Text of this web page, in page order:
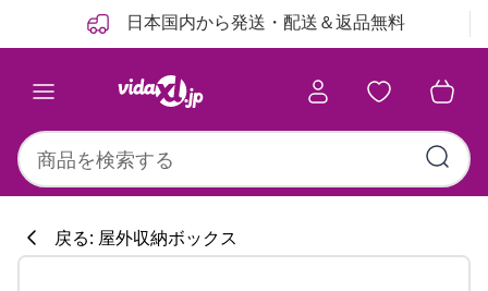
日本国内から発送・配送＆返品無料
戻る: 屋外収納ボックス